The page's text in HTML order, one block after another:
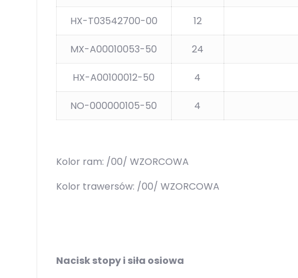
HX-T03542700-00 12
MX-A00010053-50 24
HX-A00100012-50 4
NO-000000105-50 4
Kolor ram: /00/ WZORCOWA
Kolor trawersów: /00/ WZORCOWA
Nacisk stopy i siła osiowa